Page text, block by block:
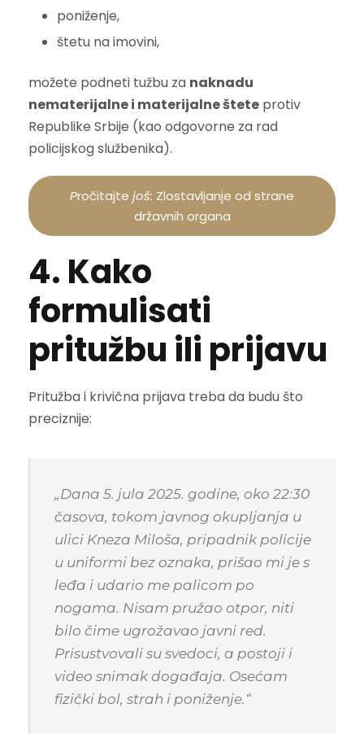
poniženje,
štetu na imovini,
možete podneti tužbu za naknadu
nematerijalne i materijalne štete protiv
Republike Srbije (kao odgovorne za rad
policijskog službenika).
Pročitajte još: Zlostavljanje od strane
državnih organa
4. Kako
formulisati
pritužbu ili prijavu
Pritužba i krivična prijava treba da budu što
preciznije:
„Dana 5. jula 2025. godine, oko 22:30
časova, tokom javnog okupljanja u
ulici Kneza Miloša, pripadnik policije
u uniformi bez oznaka, prišao mi je s
leđa i udario me palicom po
nogama. Nisam pružao otpor, niti
bilo čime ugrožavao javni red.
Prisustvovali su svedoci, a postoji i
video snimak događaja. Osećam
fizički bol, strah i poniženje.“